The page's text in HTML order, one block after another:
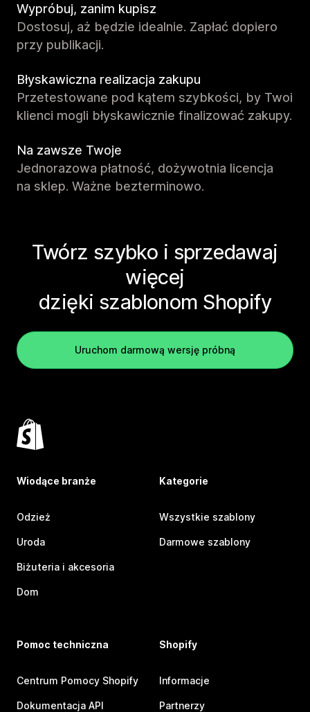
Wypróbuj, zanim kupisz
Dostosuj, aż będzie idealnie. Zapłać dopiero
przy publikacji.
Błyskawiczna realizacja zakupu
Przetestowane pod kątem szybkości, by Twoi
klienci mogli błyskawicznie finalizować zakupy.
Na zawsze Twoje
Jednorazowa płatność, dożywotnia licencja
na sklep. Ważne bezterminowo.
Twórz szybko i sprzedawaj
więcej
dzięki szablonom Shopify
Uruchom darmową wersję próbną
Wiodące branże
Odzież
Uroda
Biżuteria i akcesoria
Dom
Kategorie
Wszystkie szablony
Darmowe szablony
Pomoc techniczna
Centrum Pomocy Shopify
Dokumentacja API
Shopify
Informacje
Partnerzy